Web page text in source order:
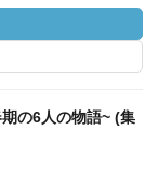
の6人の物語~ (集